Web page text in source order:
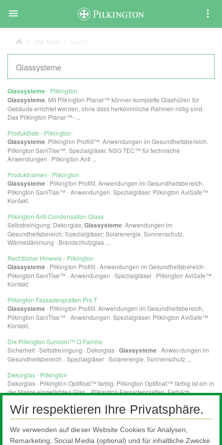

Site Tools
Wir respektieren Ihre Privatsphäre.
Wir verwenden auf dieser Website Cookies für Analysen,
Remarketing, Social Media (optional) und für inhaltliche Zwecke